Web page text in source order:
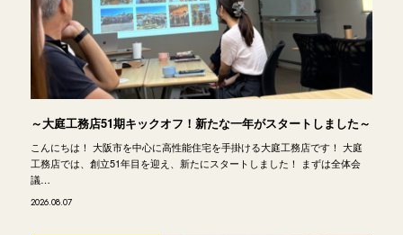
～大庭工務店51期キックオフ！新たな一年がスタートしました～
こんにちは！ 大阪市を中心に高性能住宅を手掛ける大庭工務店です！ 大庭
工務店では、創立51年目を迎え、新たにスタートしました！ まずは全体会
議…
2026.08.07